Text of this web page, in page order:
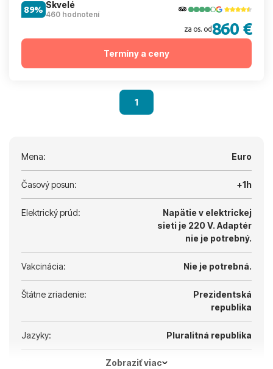
Skvelé
460 hodnotení
89%
za os. od 860 €
Termíny a ceny
1
Mena: Euro
Časový posun: +1h
Elektrický prúd:
Napätie v elektrickej
sieti je 220 V. Adaptér
nie je potrebný.
Vakcinácia: Nie je potrebná.
Štátne zriadenie:
Prezidentská
republika
Jazyky: Pluralitná republika
Zobraziť viac